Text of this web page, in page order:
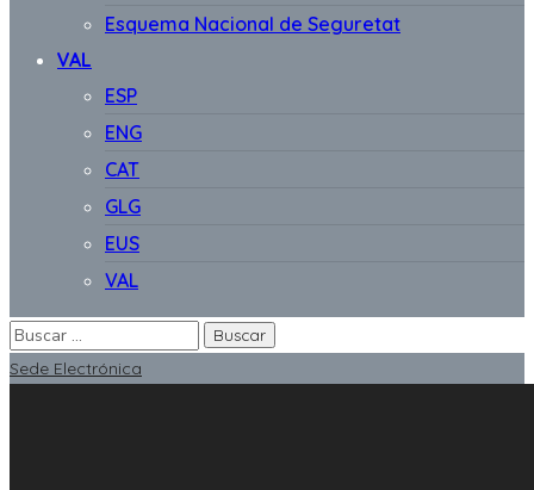
Esquema Nacional de Seguretat
VAL
ESP
ENG
CAT
GLG
EUS
VAL
Sede Electrónica